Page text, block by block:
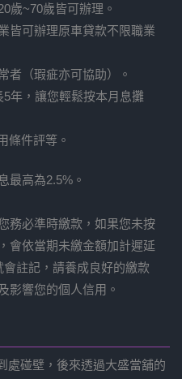
歲~70歲皆可辦理。
皆可辦理原車貸款不限職業
者（瑕疵亦可協助）。
年，讓您輕鬆按本月息攤
條件評等。
最高為2.5%。
務必準時繳款，如果您未按
會依當期未繳金額加計遲延
註記，請養成良好的繳款
影響您的個人信用。
處碰壁，後來透過大盛當舖的